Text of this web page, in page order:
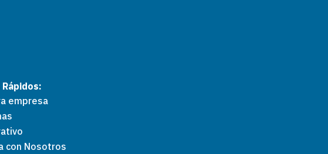
empresa
con Nosotros